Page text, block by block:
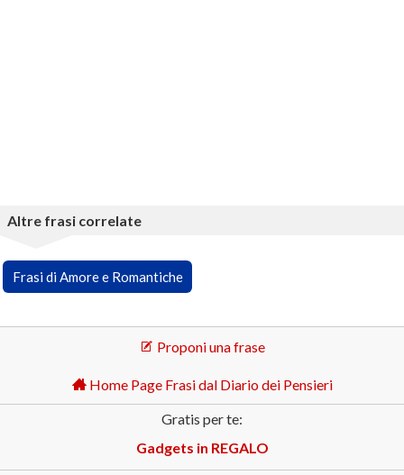
Altre frasi correlate
Frasi di Amore e Romantiche
Proponi una frase
Home Page Frasi dal Diario dei Pensieri
Gratis per te:
Gadgets in REGALO